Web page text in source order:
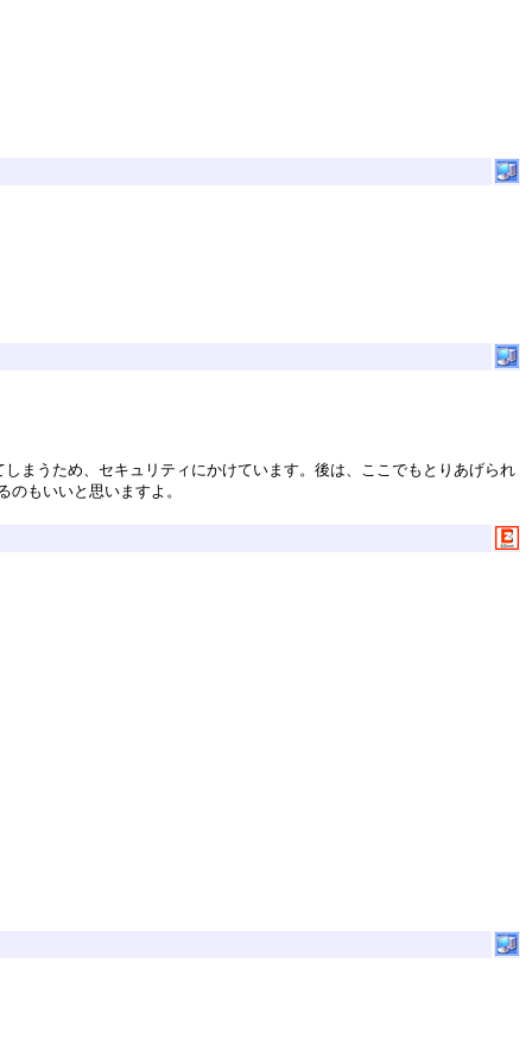
うため、セキュリティにかけています。後は、ここでもとりあげられ
もいいと思いますよ。